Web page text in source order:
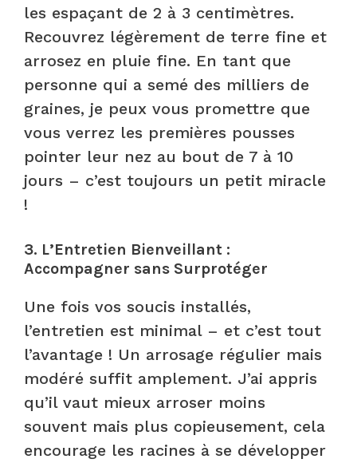
les espaçant de 2 à 3 centimètres.
Recouvrez légèrement de terre fine et
arrosez en pluie fine. En tant que
personne qui a semé des milliers de
graines, je peux vous promettre que
vous verrez les premières pousses
pointer leur nez au bout de 7 à 10
jours – c’est toujours un petit miracle
!
3. L’Entretien Bienveillant :
Accompagner sans Surprotéger
Une fois vos soucis installés,
l’entretien est minimal – et c’est tout
l’avantage ! Un arrosage régulier mais
modéré suffit amplement. J’ai appris
qu’il vaut mieux arroser moins
souvent mais plus copieusement, cela
encourage les racines à se développer